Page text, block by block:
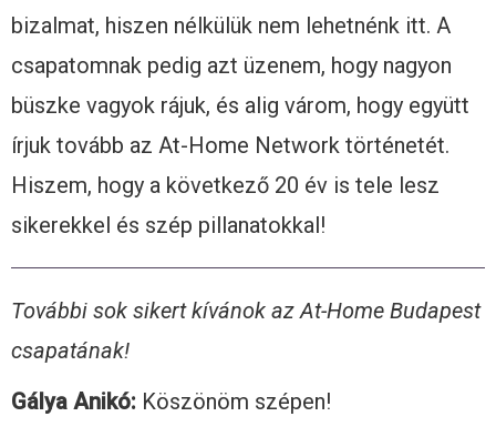
bizalmat, hiszen nélkülük nem lehetnénk itt. A
csapatomnak pedig azt üzenem, hogy nagyon
büszke vagyok rájuk, és alig várom, hogy együtt
írjuk tovább az At-Home Network történetét.
Hiszem, hogy a következő 20 év is tele lesz
sikerekkel és szép pillanatokkal!
További sok sikert kívánok az At-Home Budapest
csapatának!
Gálya Anikó: Köszönöm szépen!